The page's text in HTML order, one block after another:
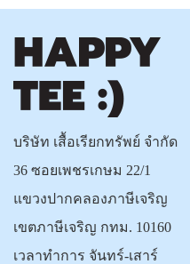
บริษัท เสื้อเรียกทรัพย์ จำกัด
36 ซอยเพชรเกษม 22/1
แขวงปากคลองภาษีเจริญ
เขตภาษีเจริญ กทม. 10160
เวลาทำการ จันทร์-เสาร์